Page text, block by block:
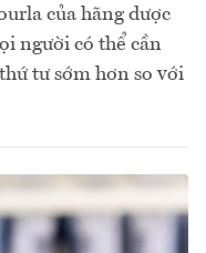
của hãng dược
người có thể cần
tư sớm hơn so với